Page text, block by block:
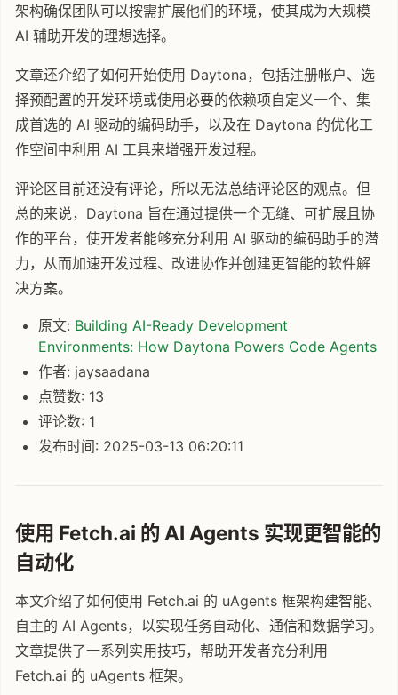
架构确保团队可以按需扩展他们的环境，使其成为大规模
AI 辅助开发的理想选择。
文章还介绍了如何开始使用 Daytona，包括注册帐户、选
择预配置的开发环境或使用必要的依赖项自定义一个、集
成首选的 AI 驱动的编码助手，以及在 Daytona 的优化工
作空间中利用 AI 工具来增强开发过程。
评论区目前还没有评论，所以无法总结评论区的观点。但
总的来说，Daytona 旨在通过提供一个无缝、可扩展且协
作的平台，使开发者能够充分利用 AI 驱动的编码助手的潜
力，从而加速开发过程、改进协作并创建更智能的软件解
决方案。
原文: Building AI-Ready Development
Environments: How Daytona Powers Code Agents
作者: jaysaadana
点赞数: 13
评论数: 1
发布时间: 2025-03-13 06:20:11
使用 Fetch.ai 的 AI Agents 实现更智能的
自动化
本文介绍了如何使用 Fetch.ai 的 uAgents 框架构建智能、
自主的 AI Agents，以实现任务自动化、通信和数据学习。
文章提供了一系列实用技巧，帮助开发者充分利用
Fetch.ai 的 uAgents 框架。